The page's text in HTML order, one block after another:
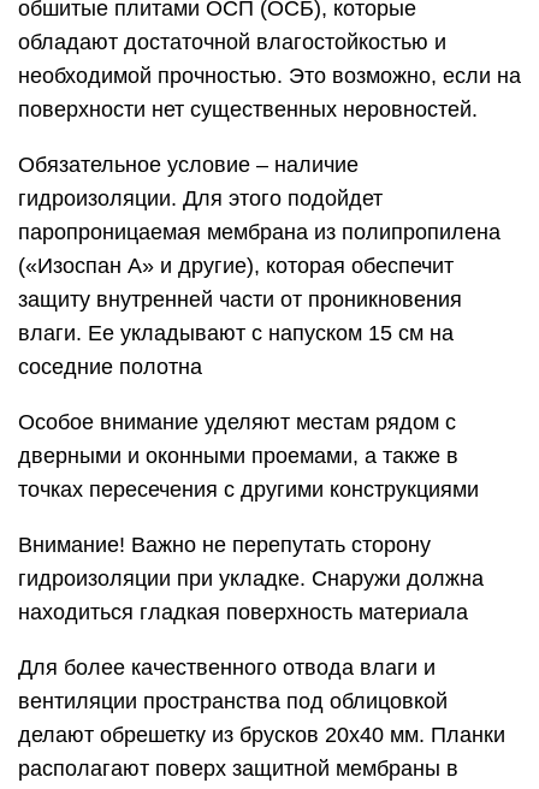
обшитые плитами ОСП (ОСБ), которые
обладают достаточной влагостойкостью и
необходимой прочностью. Это возможно, если на
поверхности нет существенных неровностей.
Обязательное условие – наличие
гидроизоляции. Для этого подойдет
паропроницаемая мембрана из полипропилена
(«Изоспан A» и другие), которая обеспечит
защиту внутренней части от проникновения
влаги. Ее укладывают с напуском 15 см на
соседние полотна
Особое внимание уделяют местам рядом с
дверными и оконными проемами, а также в
точках пересечения с другими конструкциями
Внимание! Важно не перепутать сторону
гидроизоляции при укладке. Снаружи должна
находиться гладкая поверхность материала
Для более качественного отвода влаги и
вентиляции пространства под облицовкой
делают обрешетку из брусков 20х40 мм. Планки
располагают поверх защитной мембраны в